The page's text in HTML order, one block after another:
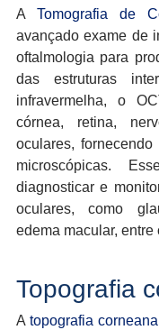
ATomografia de
avançado exame de
oftalmologia para
das estruturas
infravermelha, o
córnea, retina,
oculares,
microscópicas.
diagnosticar e
oculares, como
edema macular, entre
Topografia
A topografia corneana